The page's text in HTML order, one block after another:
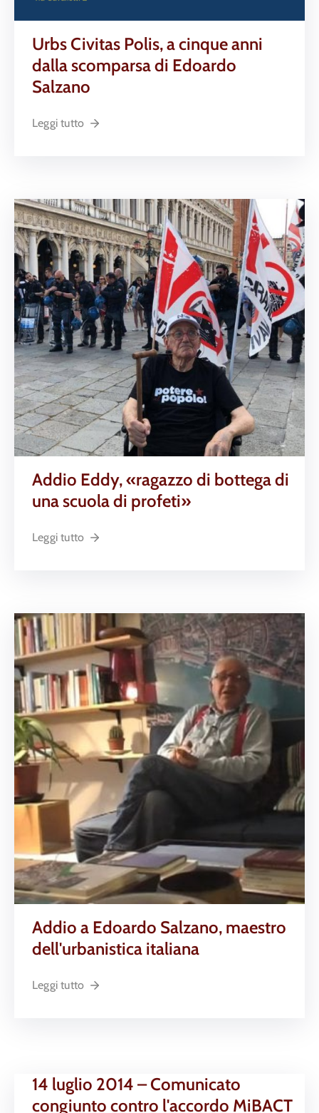
Urbs Civitas Polis, a cinque anni
dalla scomparsa di Edoardo
Salzano
Leggi tutto
Addio Eddy, «ragazzo di bottega di
una scuola di profeti»
Leggi tutto
Addio a Edoardo Salzano, maestro
dell'urbanistica italiana
Leggi tutto
14 luglio 2014 – Comunicato
congiunto contro l'accordo MiBACT